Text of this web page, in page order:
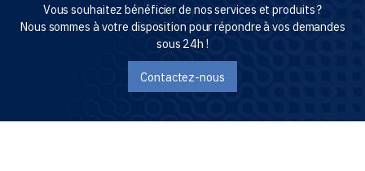
Vous souhaitez bénéficier de nos services et produits ?
Nous sommes à votre disposition pour répondre à vos demandes
sous 24h !
Contactez-nous